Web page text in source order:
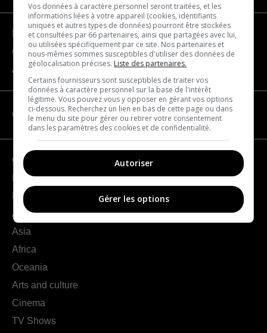
Become a partner
Contact us
About us
CATEGORIES
Geography
France
Europe
Americas
Asia
Africa
Oceania
Arts and culture
Cinema
TV Shows
Vos données à caractère personnel seront traitées, et les
informations liées à votre appareil (cookies, identifiants
uniques et autres types de données) pourront être stockées
et consultées par 66 partenaires, ainsi que partagées avec lui,
ou utilisées spécifiquement par ce site. Nos partenaires et
nous-mêmes sommes susceptibles d'utiliser des données de
géolocalisation précises. Liste des partenaires.
Certains fournisseurs sont susceptibles de traiter vos
données à caractère personnel sur la base de l'intérêt
légitime. Vous pouvez vous y opposer en gérant vos options
ci-dessous. Recherchez un lien en bas de cette page ou dans
le menu du site pour gérer ou retirer votre consentement
dans les paramètres des cookies et de confidentialité.
Autoriser
Gérer les options